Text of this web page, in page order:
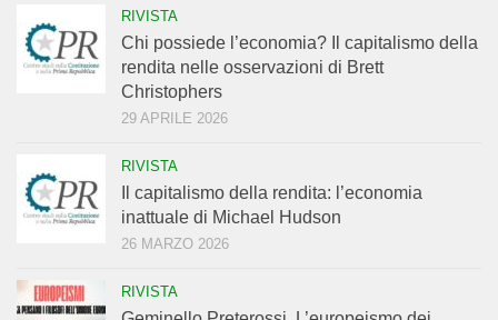
RIVISTA
Chi possiede l’economia? Il capitalismo della
rendita nelle osservazioni di Brett
Christophers
29 APRILE 2026
RIVISTA
Il capitalismo della rendita: l’economia
inattuale di Michael Hudson
26 MARZO 2026
RIVISTA